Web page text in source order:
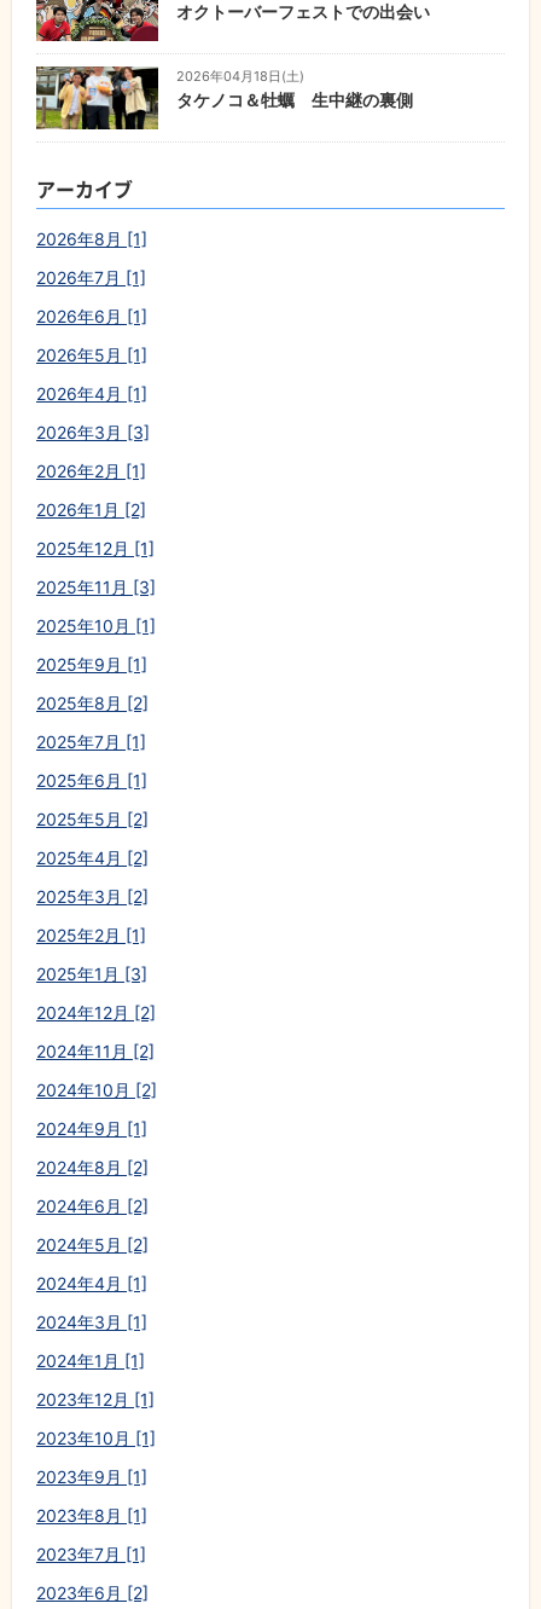
オクトーバーフェストでの出会い
2026年04月18日(土)
タケノコ＆牡蠣 生中継の裏側
アーカイブ
2026年8月 [1]
2026年7月 [1]
2026年6月 [1]
2026年5月 [1]
2026年4月 [1]
2026年3月 [3]
2026年2月 [1]
2026年1月 [2]
2025年12月 [1]
2025年11月 [3]
2025年10月 [1]
2025年9月 [1]
2025年8月 [2]
2025年7月 [1]
2025年6月 [1]
2025年5月 [2]
2025年4月 [2]
2025年3月 [2]
2025年2月 [1]
2025年1月 [3]
2024年12月 [2]
2024年11月 [2]
2024年10月 [2]
2024年9月 [1]
2024年8月 [2]
2024年6月 [2]
2024年5月 [2]
2024年4月 [1]
2024年3月 [1]
2024年1月 [1]
2023年12月 [1]
2023年10月 [1]
2023年9月 [1]
2023年8月 [1]
2023年7月 [1]
2023年6月 [2]